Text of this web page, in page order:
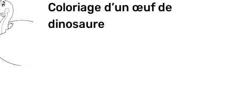
Coloriage d’un œuf de
dinosaure